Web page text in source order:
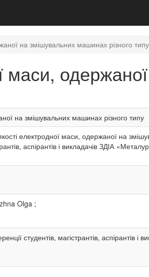
на змішувальних машинах різного типу
маси,
на змішувальних машинах різного типу
електродної маси, одержаної на
аспірантів і викладачів ЗДІА
Olga ;
студентів, магістрантів, аспірантів